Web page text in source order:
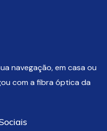
navegação, em casa ou
com a fibra óptica da